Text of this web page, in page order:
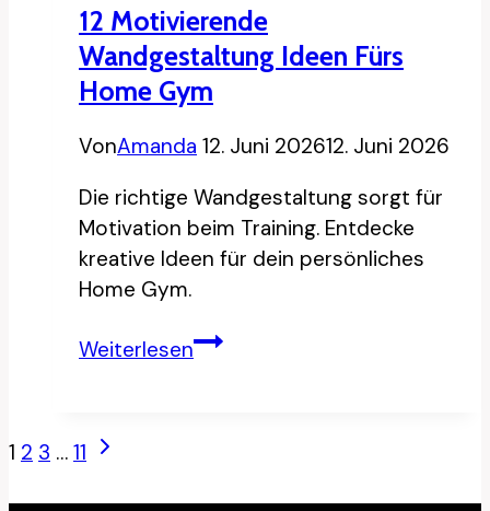
12 Motivierende
Wandgestaltung Ideen Fürs
Home Gym
VonAmanda 12. Juni 202612. Juni 2026
Die richtige Wandgestaltung sorgt für
Motivation beim Training. Entdecke
kreative Ideen für dein persönliches
Home Gym.
Weiterlesen12
Seitennavigation
1 2 3 … 11 Nächste